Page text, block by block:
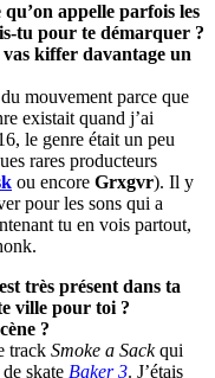
appelle parfois les
tu pour te démarquer ?
kiffer davantage un
mouvement parce que
existait quand j’ai
le genre était un peu
rares producteurs
ou encore Grxgvr). Il y
pour les sons qui a
tu en vois partout,
très présent dans ta
ville pour toi ?
?
track Smoke a Sackqui
skate Baker 3. J’étais